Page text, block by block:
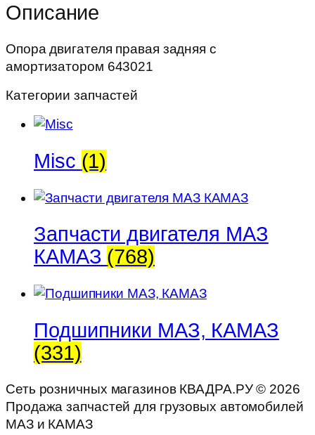
Описание
Опора двигателя правая задняя с
амортизатором 643021
Категории запчастей
Misc (1)
Запчасти двигателя МАЗ
КАМАЗ (768)
Подшипники МАЗ, КАМАЗ
(331)
Сеть розничных магазинов КВАДРА.РУ © 2026
Продажа запчастей для грузовых автомобилей
МАЗ и КАМАЗ